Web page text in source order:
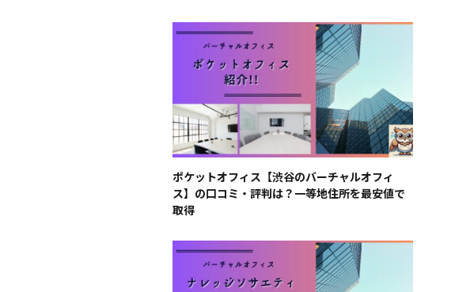
ポケットオフィス【渋谷のバーチャルオフィ
ス】の口コミ・評判は？一等地住所を最安値で
取得